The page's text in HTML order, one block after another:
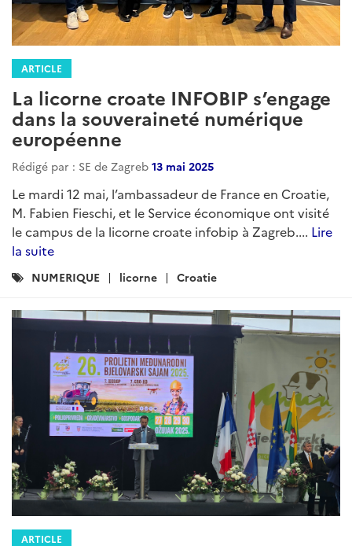
ARTICLE
La licorne croate INFOBIP s’engage
dans la souveraineté numérique
européenne
Rédigé par : SE de Zagreb 13 mai 2025
Le mardi 12 mai, l’ambassadeur de France en Croatie,
M. Fabien Fieschi, et le Service économique ont visité
le campus de la licorne croate infobip à Zagreb.... Lire
la suite
Catégories
NUMERIQUE licorne Croatie
ARTICLE